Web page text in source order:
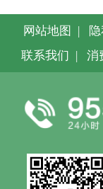
网站地图 |
联系我们 | 消